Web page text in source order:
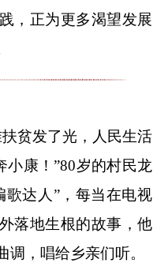
，正为更多渴望发展
贫发了光，人民生活
小康！”80岁的村民龙
歌达人”，每当在电视
落地生根的故事，他
，唱给乡亲们听。